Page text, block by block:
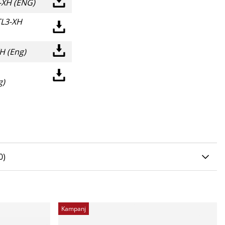
(ENG)
XH
(Eng)
AV 5 ANTAL BETYG 0
)
Kampanj